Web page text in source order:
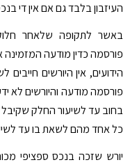
העיזבון בלבד גם אם אין די
באשר לתקופה שלאחר
פורסמה כדין מודעה המזמינה
הידועים, אין היורשים
פורסמה מודעה והיורשים לא
בחוב עד לשיעור החלק שקיבל
כל אחד מהם לשאת בו עד
יורש שזכה בנכס ספציפי